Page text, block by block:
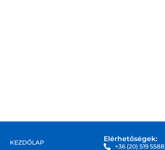
KEZDŐLAP Elérhetőségek:
+36 (20) 519 5588